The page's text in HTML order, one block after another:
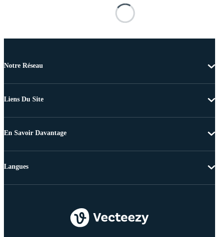
Notre Réseau
Liens Du Site
En Savoir Davantage
Langues